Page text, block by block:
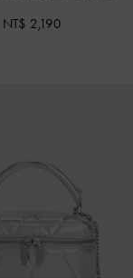
NT$ 2,190